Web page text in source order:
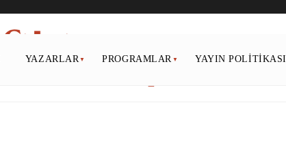
YAZARLAR PROGRAMLAR YAYIN POLITIKASI